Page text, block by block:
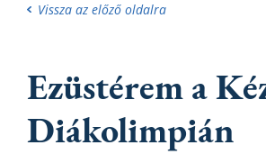
Iskolánk
Információk
Oktatás
Vissza az előző oldalra
Ezüstérem a
Diákolimpián